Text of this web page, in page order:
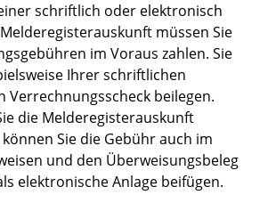
schriftlich oder elektronisch
müssen Sie
im Voraus zahlen. Sie
Ihrer schriftlichen
Verrechnungsscheck beilegen.
die Melderegisterauskunft
Sie die Gebühr auch im
und den Überweisungsbeleg
elektronische Anlage beifügen.